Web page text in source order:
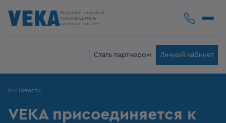
Ведущий мировой
производитель
оконных систем
Стать партнером Личный кабинет
Новости
VEKA присоединяется к